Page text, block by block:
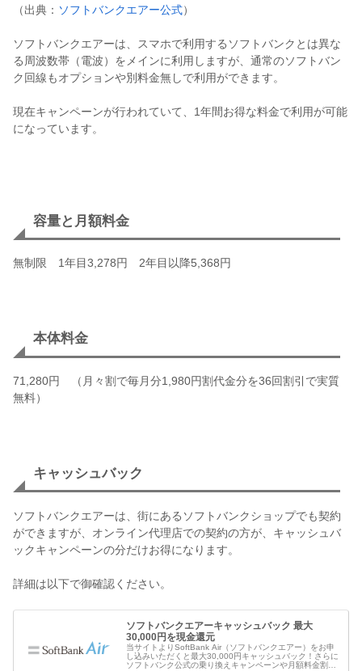
（出典： ソフトバンクエアー公式）
ソフトバンクエアーは、スマホで利用するソフトバンクとは異な
る周波数帯（電波）をメインに利用しますが、通常のソフトバン
ク回線もオプションや別料金無しで利用ができます。
現在キャンペーンが行われていて、1年間お得な料金で利用が可能
になっています。
容量と月額料金
無制限 1年目3,278円 2年目以降5,368円
本体料金
71,280円 （月々割で毎月分1,980円割代金分を36回割引で実質
無料）
キャッシュバック
ソフトバンクエアーは、街にあるソフトバンクショップでも契約
ができますが、オンライン代理店での契約の方が、キャッシュバ
ックキャンペーンの分だけお得になります。
詳細は以下で御確認ください。
ソフトバンクエアーキャッシュバック 最大
30,000円を現金還元
当サイトよりSoftBank Air（ソフトバンクエアー）をお申
し込みいただくと最大30,000円キャッシュバック！さらに
ソフトバンク公式の乗り換えキャンペーンや月額料金割引